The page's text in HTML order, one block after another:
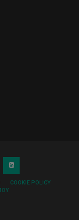
COOKIE POLICY